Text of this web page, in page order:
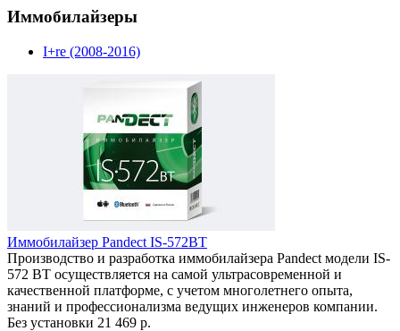
Иммобилайзеры
I+re (2008-2016)
Иммобилайзер Pandect IS-572BT
Производство и разработка иммобилайзера Pandect модели IS-
572 BT осуществляется на самой ультрасовременной и
качественной платформе, с учетом многолетнего опыта,
знаний и профессионализма ведущих инженеров компании.
Без установки 21 469 р.